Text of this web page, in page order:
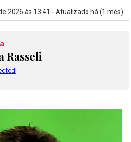
2026 às 13:41 - Atualizado há (1 mês)
Rasseli